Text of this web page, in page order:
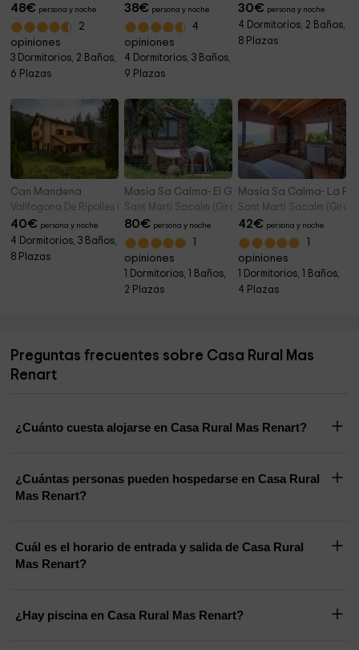
48€ persona y noche
2
opiniones
3 Dormitorios, 2 Baños,
6 Plazas
38€ persona y noche
4
opiniones
4 Dormitorios, 3 Baños,
9 Plazas
30€ persona y noche
4 Dormitorios, 2 Baños,
8 Plazas
Can Mandena
Vallfogona De Ripolles (Girona)
40€ persona y noche
4 Dormitorios, 3 Baños,
8 Plazas
Masía Sa Calma- El Graner d'Or
Sant Marti Sacalm (Girona)
80€ persona y noche
opiniones
1 Dormitorios, 1 Baños,
2 Plazas
Masía Sa Calma- La
Sant Marti Sacalm
42€ persona y noche
opiniones
1 Dormitorios, 1 Baños,
4 Plazas
Preguntas frecuentes sobre Casa Rural Mas
Renart
¿Cuánto cuesta alojarse en Casa Rural Mas Renart?
¿Cuántas personas pueden hospedarse en Casa Rural
Mas Renart?
Cuál es el horario de entrada y salida de Casa Rural
Mas Renart?
¿Hay piscina en Casa Rural Mas Renart?